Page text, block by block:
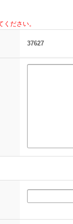
ださい。
37627